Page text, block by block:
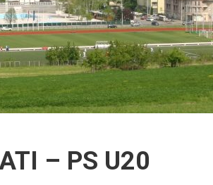
– PS U20